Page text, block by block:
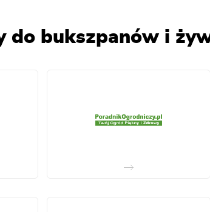
do bukszpanów i